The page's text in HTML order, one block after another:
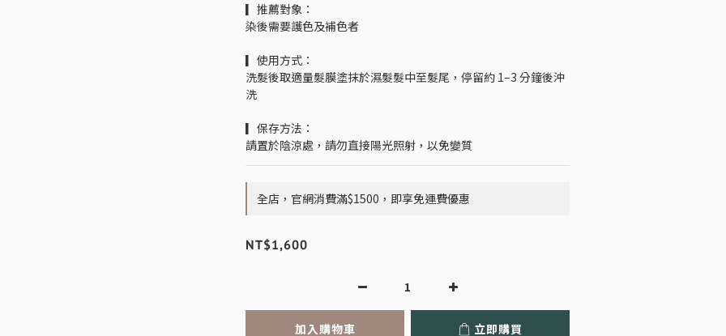
▎推薦對象：
染後需要護色及補色者
▎使用方式：
洗髮後取適量髮膜塗抹於濕髮髮中至髮尾，停留約 1–3 分鐘後沖
洗
▎保存方法：
請置於陰涼處，請勿直接陽光照射，以免變質
全店，官網消費滿$1500，即享免運費優惠
NT$1,600
加入購物車 立即購買